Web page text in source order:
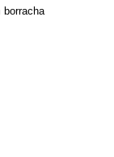
borracha